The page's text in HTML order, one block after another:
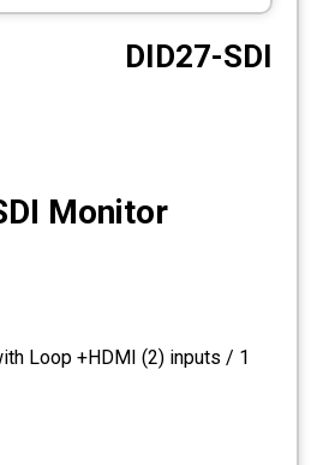
DID27-SDI
Monitor
Loop +HDMI (2) inputs / 1